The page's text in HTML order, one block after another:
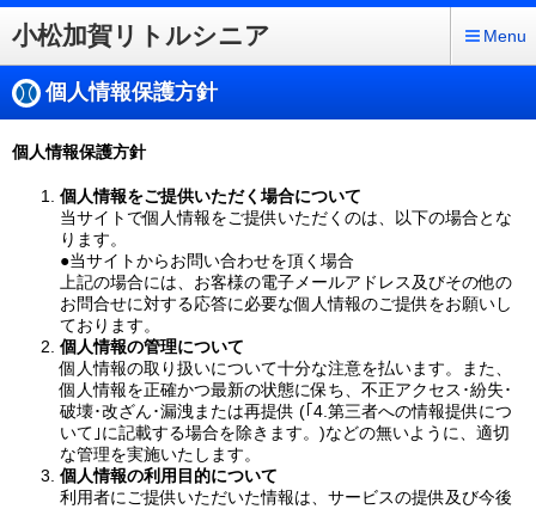
小松加賀リトルシニア Menu
個人情報保護方針
個人情報保護方針
個人情報をご提供いただく場合について
当サイトで個人情報をご提供いただくのは、以下の場合とな
ります。
●当サイトからお問い合わせを頂く場合
上記の場合には、お客様の電子メールアドレス及びその他の
お問合せに対する応答に必要な個人情報のご提供をお願いし
ております。
個人情報の管理について
個人情報の取り扱いについて十分な注意を払います。また、
個人情報を正確かつ最新の状態に保ち、不正アクセス･紛失･
破壊･改ざん･漏洩または再提供 (｢4.第三者への情報提供につ
いて｣に記載する場合を除きます。)などの無いように、適切
な管理を実施いたします。
個人情報の利用目的について
利用者にご提供いただいた情報は、サービスの提供及び今後